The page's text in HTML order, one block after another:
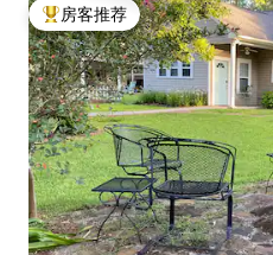
热门「房客推荐」
房客推荐